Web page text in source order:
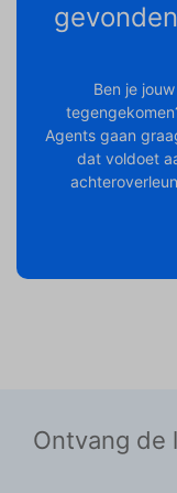
Ben je
Agents gaan
dat voldoet
Ontvang de